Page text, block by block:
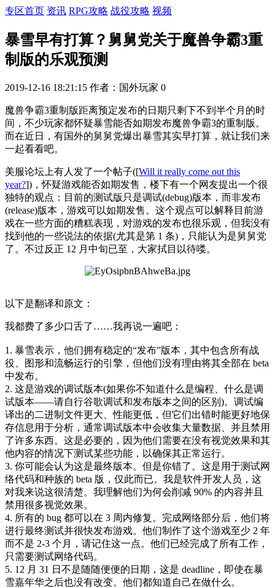
专区首页 资讯 RPG攻略 战役攻略 视频
暴雪早有打算？舅舅党关于魔兽争霸3重
制版的乐观预测
2019-12-16 18:21:15 作者：国外玩家 0
魔兽争霸3重制版距离预定发布的日期只剩下不到半个月的时
间，不少玩家都怀疑暴雪能否如期发布魔兽争霸3的重制版。
而在近日，有国外的舅舅党爆出暴雪其实早打算，就让我们来
一起看看吧。
美服论坛上有人发了一个帖子([Will it really come out this
year?])，怀疑游戏能否如期发售，楼下有一个网友提出一个很
独特的观点：目前的测试版只是调试(debug)版本，而非发布
(release)版本，游戏可以如期发售。这个观点可以解释目前游
戏在一些方面的糟糕表现，对游戏的发布也很乐观，但我没有
找到他的一些说法的依据(尤其是第 1 条)，只能认为是舅舅党
了。不过反正 12 月中旬已至，大家拭目以待喽。
以下是翻译和原文：
我都费了多少口舌了……我再说一遍吧：
1. 暴雪表示，他们拥有稳定的“发布”版本，其中包含所有战
役、图形和流畅运行的引擎，但他们没有理由将其全部在 beta
中发布。
2. 这是游戏的调试版本(如果你不知道什么是编程、什么是调
试版本——请自行谷歌调试和发布版本之间的区别)。调试编
译出的二进制文件更大、性能更低，但它们出错时能更好地保
存信息用于分析，通常调试版本中会收集大量数据、并且禁用
了许多东西。这是必要的，因为他们需要在没有视觉效果和其
他内容的情况下测试某些功能，以确保其正常运行。
3. 你可能会认为这是最终版本。但是你错了。这是用于测试网
络代码和种族的 beta 版，仅此而已。我是软件开发人员，这
对我来说这很清楚。我理解他们为何会削减 90% 的内容并且
禁用很多视觉效果。
4. 所有的 bug 都可以在 3 周内修复。完成网络部分后，他们将
进行最终测试并很快发布游戏。他们制作了这个游戏至少 2 年
而不是 2-3 个月，请记住这一点。他们已经完成了所有工作，
只需要测试网络代码。
5. 12 月 31 日不是随随便便的日期，这是 deadline，即使在暴
雪嘉年华之后也没有改变。他们都知道自己在做什么。